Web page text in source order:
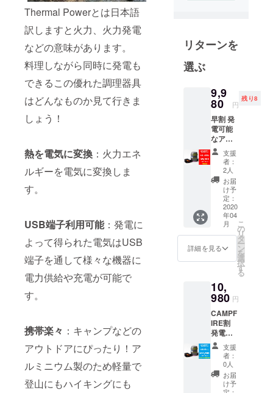
Thermal Powerとは日本語
訳しますと火力、火力発電
などの意味があります。
料理しながら同時に発電も
できるこの優れた調理器具
はどんなものか見て行きま
しょう！
熱を電気に変換 ：火力エネ
ルギーを電気に変換しま
す。
USB端子利用可能：発電に
よって得られた電気はUSB
端子を通して様々な機器に
電力供給や充電が可能で
す。
携帯楽々 ：キャンプなどの
アウトドアにぴったり！ア
ルミニウム製のため軽量で
登山にもハイキングにも
キッズカメ
ラ、ファッ
ション雑
貨、インテ
リア雑貨
と、衛生用
品など多方
面のニーズ
を取り込
み、様々な
製品をお客
さまへ提供
しおかげさ
まで多くの
方々から高
い評価をい
ただいてお
ドバシカメ
ラ、ビック
カメラ、東
急ハンズや
ロフトと
いった大手
量販店に商
品を並べる
リターンを
選ぶ
9,9
80 円
残り8
早割 発
電可能
なアウ
トドア
クッ
カー
「TP
クッ
カー」
10台限
29%OF
F！定価
13,980
円 →
9,980円
料・消
費税込
み） 内
容物：
・クッ
カー
（深型/
発電）
・クッ
カー
（浅型/
支援
者：
2人
お届
け予
定：
2020
年04
月
詳細を見る
こ
の
リ
タ
ー
ン
を
選
択
す
る
10,
980 円
CAMPF
IRE割
発電可
能なア
ウトド
アクッ
カー
「TP
支援
者：
0人
お届
け予